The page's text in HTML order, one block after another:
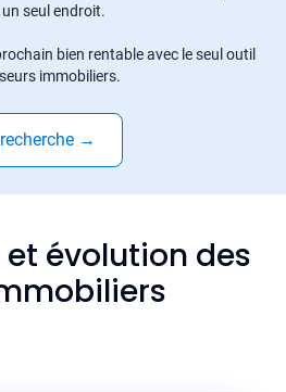
seul endroit.
bien rentable avec le seul outil
immobiliers.
→
évolution des